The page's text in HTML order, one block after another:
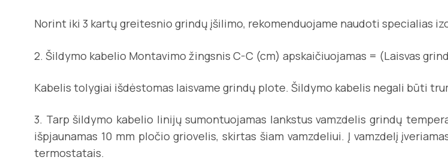
Norint iki 3 kartų greitesnio grindų įšilimo, rekomenduojame naudoti specialias
2. Šildymo kabelio Montavimo žingsnis C-C (cm) apskaičiuojamas = (Laisvas
Kabelis tolygiai išdėstomas laisvame grindų plote. Šildymo kabelis negali būti
3. Tarp šildymo kabelio linijų sumontuojamas lankstus vamzdelis grindų
išpjaunamas 10 mm pločio griovelis, skirtas šiam vamzdeliui. Į vamzdelį
termostatais.